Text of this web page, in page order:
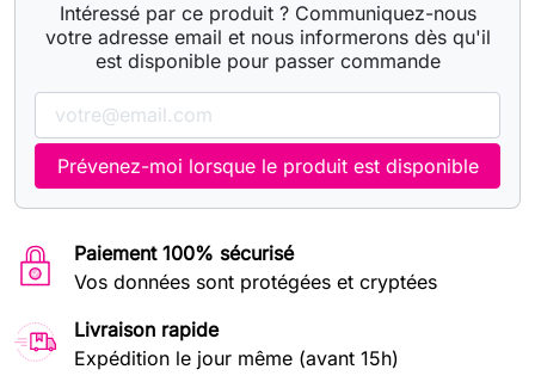
Intéressé par ce produit ? Communiquez-nous
votre adresse email et nous informerons dès qu'il
est disponible pour passer commande
Prévenez-moi lorsque le produit est disponible
Paiement 100% sécurisé
Vos données sont protégées et cryptées
Livraison rapide
Expédition le jour même (avant 15h)